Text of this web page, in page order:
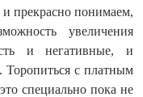
прекрасно понимаем,
увеличения
и негативные, и
Торопиться с платным
специально пока не